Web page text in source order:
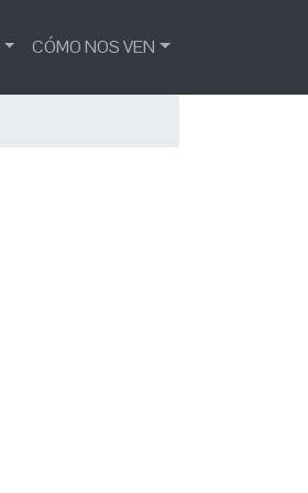
CÓMO NOS VEN